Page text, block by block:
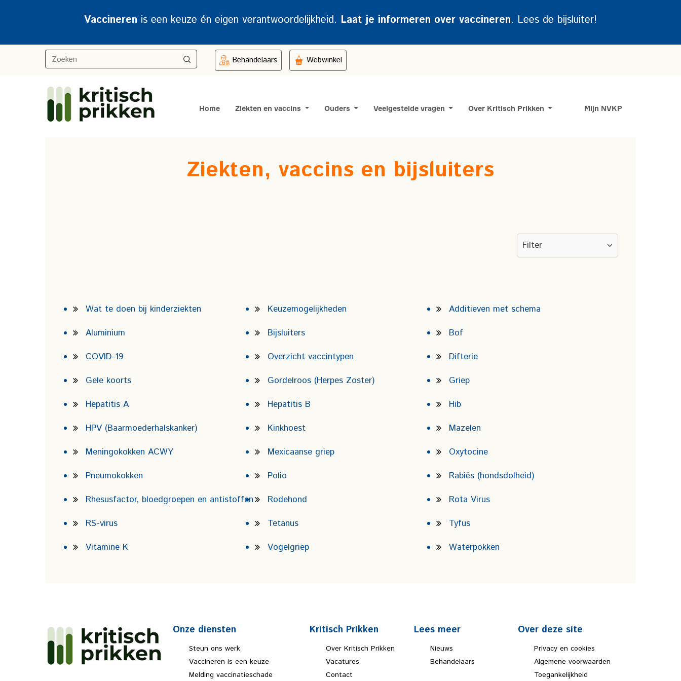
Vaccineren is een keuze én eigen verantwoordelijkheid. Laat je informeren over vaccineren. Lees de bijsluiter!
Behandelaars Webwinkel
Home Ziekten en vaccins Ouders Veelgestelde vragen Over Kritisch Prikken Mijn NVKP
Ziekten, vaccins en bijsluiters
Wat te doen bij kinderziekten Keuzemogelijkheden
Additieven met schema
Aluminium
Bijsluiters
Bof
COVID-19
Overzicht vaccintypen
Difterie
Gele koorts
Gordelroos (Herpes Zoster)
Griep
Hepatitis A
Hepatitis B
Hib
HPV (Baarmoederhalskanker)
Kinkhoest
Mazelen
Meningokokken ACWY
Mexicaanse griep
Oxytocine
Pneumokokken
Polio
Rabiës (hondsdolheid)
Rhesusfactor, bloedgroepen en antistoffen
Rodehond
Rota Virus
RS-virus
Tetanus
Tyfus
Vitamine K
Vogelgriep Waterpokken
Onze diensten
Steun ons werk
Vaccineren is een keuze
Melding vaccinatieschade
Kritisch Prikken
Over Kritisch Prikken
Vacatures
Contact
Lees meer
Nieuws
Behandelaars
Over deze site
Privacy en cookies
Algemene voorwaarden
Toegankelijkheid